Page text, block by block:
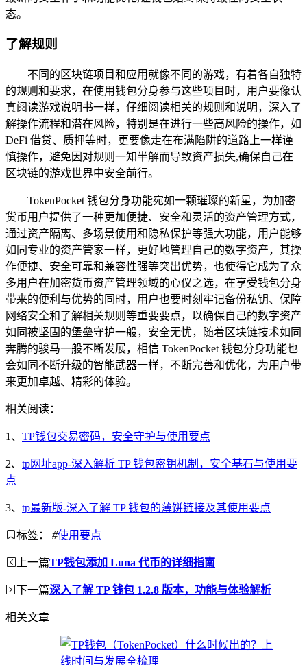
态。
了解规则
不同的区块链项目和应用就像不同的游戏，有着各自独特
的规则和要求，在使用钱包分身参与这些项目时，用户要像认
真阅读游戏说明书一样，仔细阅读相关的规则和说明，深入了
解操作流程和潜在风险，特别是在进行一些高风险的操作，如
DeFi 借贷、质押等时，更要像走在布满陷阱的道路上一样谨
慎操作，避免因对规则一知半解而导致资产损失,确保自己在
区块链的游戏世界中安全前行。
TokenPocket 钱包分身功能宛如一颗璀璨的新星，为加密
货币用户提供了一种更加便捷、安全和灵活的资产管理方式，
通过资产隔离、多场景使用和隐私保护等强大功能，用户能够
如同专业的资产管家一样，更好地管理自己的数字资产，其操
作便捷、安全可靠和兼容性强等突出优势，也使得它成为了众
多用户在加密货币资产管理领域的心仪之选，在享受钱包分身
带来的便利与优势的同时，用户也要时刻牢记备份私钥、保障
网络安全和了解相关规则等重要要点，以确保自己的数字资产
如同被坚固的堡垒守护一般，安全无忧，随着区块链技术如同
奔腾的骏马一般不断发展，相信 TokenPocket 钱包分身功能也
会如同不断升级的智能武器一样，不断完善和优化，为用户带
来更加卓越、精彩的体验。
相关阅读：
1、 TP钱包交易密码，安全守护与使用要点
2、 tp网址app-深入解析 TP 钱包密钥机制，安全基石与使用要
点
3、 tp最新版-深入了解 TP 钱包的薄饼链接及其使用要点
标签： #使用要点
上一篇TP钱包添加 Luna 代币的详细指南
下一篇深入了解 TP 钱包 1.2.8 版本，功能与体验解析
相关文章